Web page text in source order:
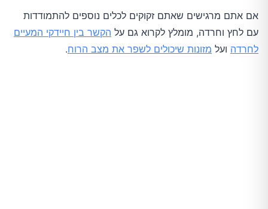
אם אתם מרגישים שאתם זקוקים לכלים נוספים להתמודדות
עם לחץ וחרדה, מומלץ לקרוא גם על הקשר בין חיידקי המעיים
לחרדה ועל מזונות שיכולים לשפר את מצב הרוח.